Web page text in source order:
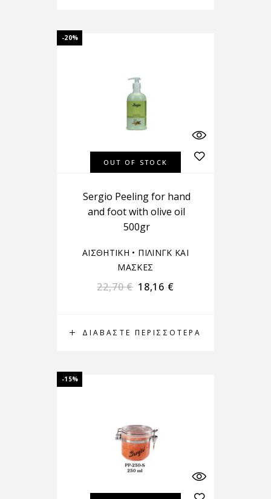
-20%
OUT OF STOCK
ΔΙΑΒΆΣΤΕ ΠΕΡΙΣΣΌΤΕΡΑ
Sergio Peeling for hand
and foot with olive oil
500gr
ΑΙΣΘΗΤΙΚΗ • ΠΙΛΙΝΓΚ ΚΑΙ
ΜΑΣΚΕΣ
22,70€ 18,16 €
-15%